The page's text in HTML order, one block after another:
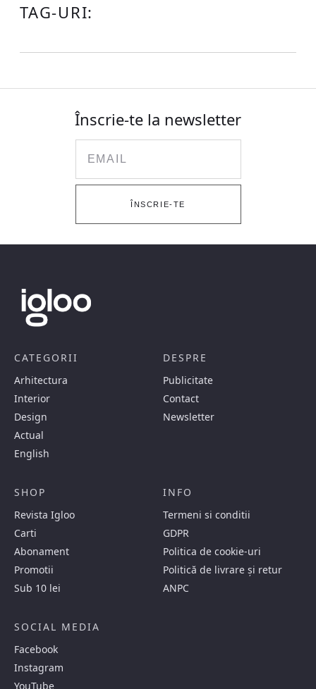
TAG-URI:
Înscrie-te la newsletter
ÎNSCRIE-TE
CATEGORII
Arhitectura
Interior
Design
Actual
English
DESPRE
Publicitate
Contact
Newsletter
SHOP
Revista Igloo
Carti
Abonament
Promotii
Sub 10 lei
INFO
Termeni si conditii
GDPR
Politica de cookie-uri
Politică de livrare și retur
ANPC
SOCIAL MEDIA
Facebook
Instagram
YouTube